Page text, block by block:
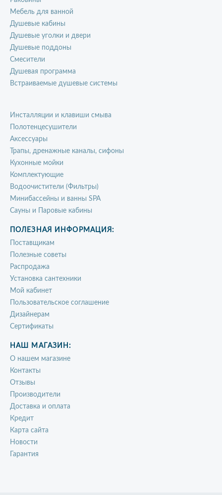
Мебель для ванной
Душевые кабины
Душевые уголки и двери
Душевые поддоны
Смесители
Душевая программа
Встраиваемые душевые системы
Инсталляции и клавиши смыва
Полотенцесушители
Аксессуары
Трапы, дренажные каналы, сифоны
Кухонные мойки
Комплектующие
Водоочистители (Фильтры)
Минибассейны и ванны SPA
Сауны и Паровые кабины
ПОЛЕЗНАЯ ИНФОРМАЦИЯ:
Поставщикам
Полезные советы
Распродажа
Установка сантехники
Мой кабинет
Пользовательское соглашение
Дизайнерам
Сертификаты
НАШ МАГАЗИН:
О нашем магазине
Контакты
Отзывы
Производители
Доставка и оплата
Кредит
Карта сайта
Новости
Гарантия